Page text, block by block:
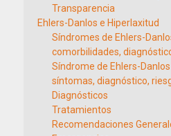
Transparencia
Ehlers-Danlos e Hiperlaxitud
Síndromes de Ehlers-
comorbilidades,
Síndrome de Ehlers-
síntomas, diagnóstico,
Diagnósticos
Tratamientos
Recomendaciones